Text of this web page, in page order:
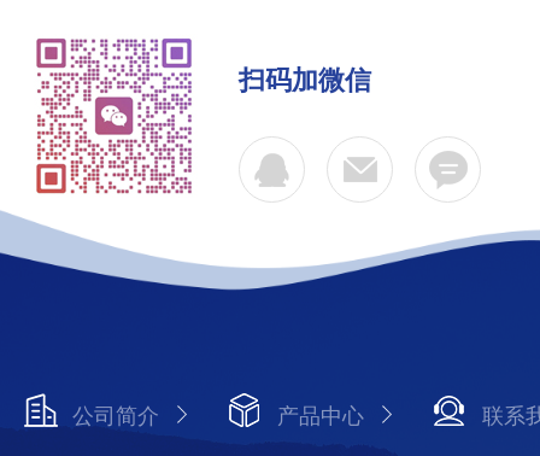
扫码加微信
公司简介 产品中心 联系